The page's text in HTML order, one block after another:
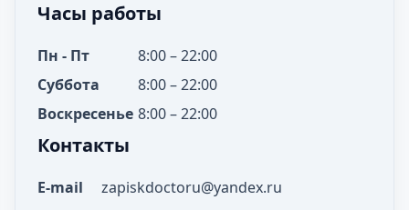
Часы работы
Пн - Пт
8:00 – 22:00
Суббота
8:00 – 22:00
Воскресенье 8:00 – 22:00
Контакты
E-mail zapiskdoctoru@yandex.ru